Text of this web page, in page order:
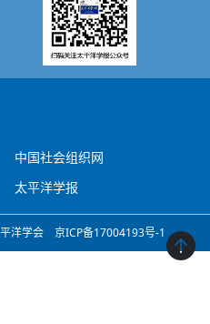
中国社会组织网
太平洋学报
洋学会 京ICP备17004193号-1